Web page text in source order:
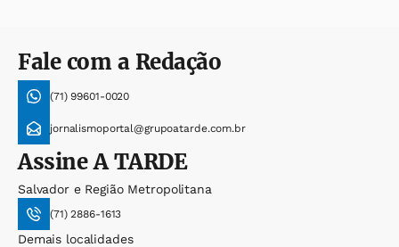
Fale com a Redação
(71) 99601-0020
jornalismoportal@grupoatarde.com.br
AssineA TARDE
Salvador e Região Metropolitana
(71) 2886-1613
Demais localidades